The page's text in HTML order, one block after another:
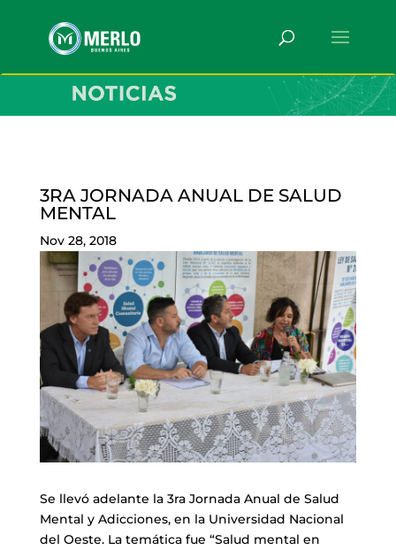
3RA JORNADA ANUAL DE SALUD
MENTAL
Nov 28, 2018
Se llevó adelante la 3ra Jornada Anual de Salud
Mental y Adicciones, en la Universidad Nacional
del Oeste. La temática fue “Salud mental en